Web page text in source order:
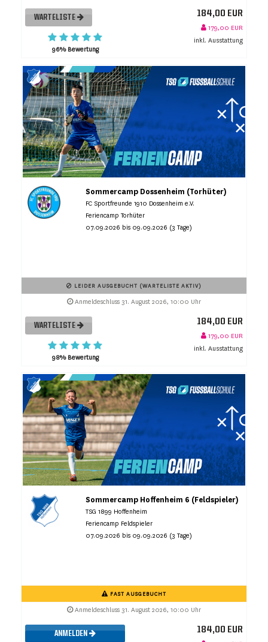
WARTELISTE
96% Bewertung
184,00 EUR
179,00 EUR
inkl. Ausstattung
Sommercamp Dossenheim (Torhüter)
FC Sportfreunde 1910 Dossenheim e.V.
Feriencamp Torhüter
07.09.2026 bis 09.09.2026 (3 Tage)
LEIDER AUSGEBUCHT (WARTELISTE AKTIV)
Anmeldeschluss 31. August 2026, 10:00 Uhr
WARTELISTE
98% Bewertung
184,00 EUR
179,00 EUR
inkl. Ausstattung
Sommercamp Hoffenheim 6 (Feldspieler)
TSG 1899 Hoffenheim
Feriencamp Feldspieler
07.09.2026 bis 09.09.2026 (3 Tage)
FAST AUSGEBUCHT
Anmeldeschluss 31. August 2026, 10:00 Uhr
ANMELDEN 184,00 EUR